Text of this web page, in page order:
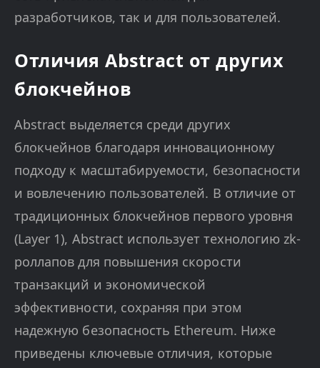
разработчиков, так и для пользователей.
Отличия Abstract от других
блокчейнов
Abstract выделяется среди других
блокчейнов благодаря инновационному
подходу к масштабируемости, безопасности
и вовлечению пользователей. В отличие от
традиционных блокчейнов первого уровня
(Layer 1), Abstract использует технологию zk-
роллапов для повышения скорости
транзакций и экономической
эффективности, сохраняя при этом
надежную безопасность Ethereum. Ниже
приведены ключевые отличия, которые